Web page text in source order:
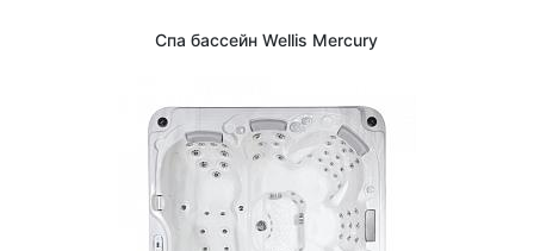
Спа бассейн Wellis Mercury